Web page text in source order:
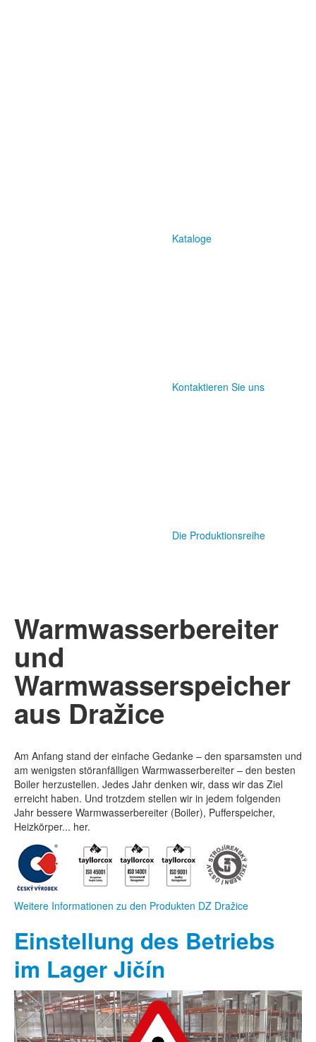
Kataloge
Kontaktieren Sie uns
Die Produktionsreihe
Warmwasserbereiter
und
Warmwasserspeicher
aus Dražice
Am Anfang stand der einfache Gedanke – den sparsamsten und
am wenigsten störanfälligen Warmwasserbereiter – den besten
Boiler herzustellen. Jedes Jahr denken wir, dass wir das Ziel
erreicht haben. Und trotzdem stellen wir in jedem folgenden
Jahr bessere Warmwasserbereiter (Boiler), Pufferspeicher,
Heizkörper... her.
Weitere Informationen zu den Produkten DZ Dražice
Einstellung des Betriebs
im Lager Jičín